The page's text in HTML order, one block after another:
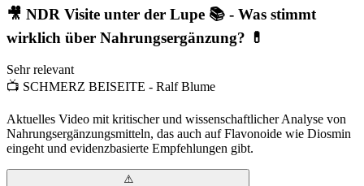
🎥 NDR Visite unter der Lupe 📚 - Was stimmt
wirklich über Nahrungsergänzung? 💊
Sehr relevant
📺 SCHMERZ BEISEITE - Ralf Blume
Aktuelles Video mit kritischer und wissenschaftlicher Analyse von
Nahrungsergänzungsmitteln, das auch auf Flavonoide wie Diosmin
eingeht und evidenzbasierte Empfehlungen gibt.
⚠️